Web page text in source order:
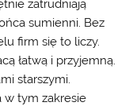
zatrudniają
sumienni. Bez
firm się to liczy.
łatwą i przyjemną.
starszymi.
w tym zakresie